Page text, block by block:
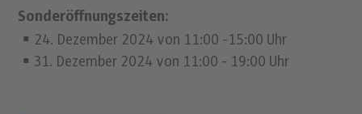
Sonderöffnungszeiten:
24. Dezember 2024 von 11:00 -15:00 Uhr
31. Dezember 2024 von 11:00 - 19:00 Uhr